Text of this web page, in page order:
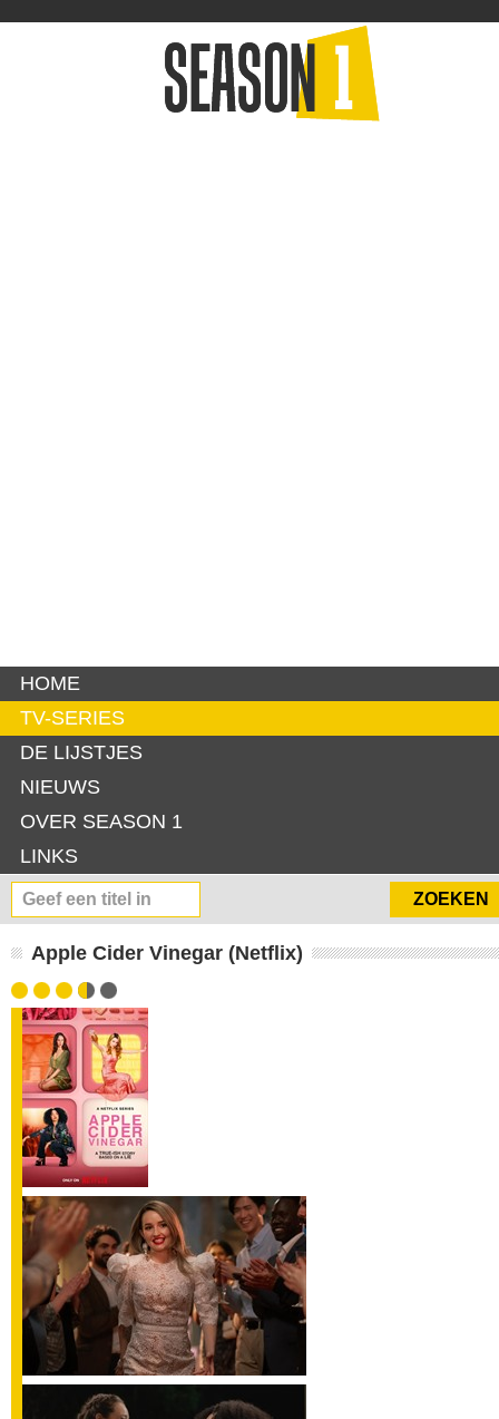
HOME
TV-SERIES
DE LIJSTJES
NIEUWS
OVER SEASON 1
LINKS
Apple Cider Vinegar (Netflix)